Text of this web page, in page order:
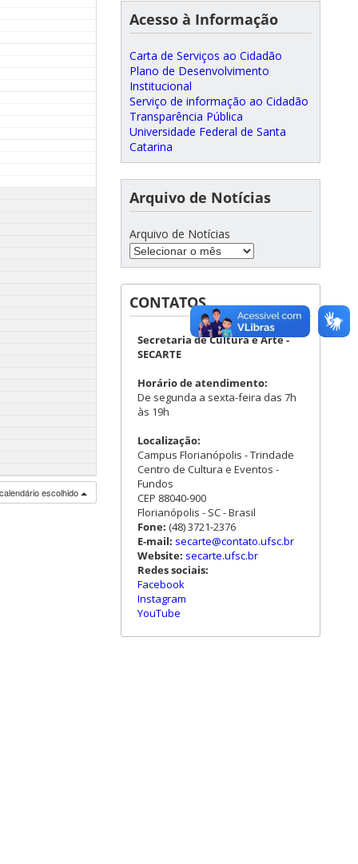
escolhido
Acesso à Informação
Carta de Serviços ao Cidadão
Plano de Desenvolvimento
Institucional
Serviço de informação ao Cidadão
Transparência Pública
Universidade Federal de Santa
Catarina
Arquivo de Notícias
Arquivo de Notícias
CONTATOS
Secretaria de Cultura e Arte -
SECARTE
Horário de atendimento:
De segunda a sexta-feira das 7h
às 19h
Localização:
Campus Florianópolis - Trindade
Centro de Cultura e Eventos -
Fundos
CEP 88040-900
Florianópolis - SC - Brasil
Fone: (48) 3721-2376
E-mail: secarte@contato.ufsc.br
Website: secarte.ufsc.br
Redes sociais:
Facebook
Instagram
YouTube